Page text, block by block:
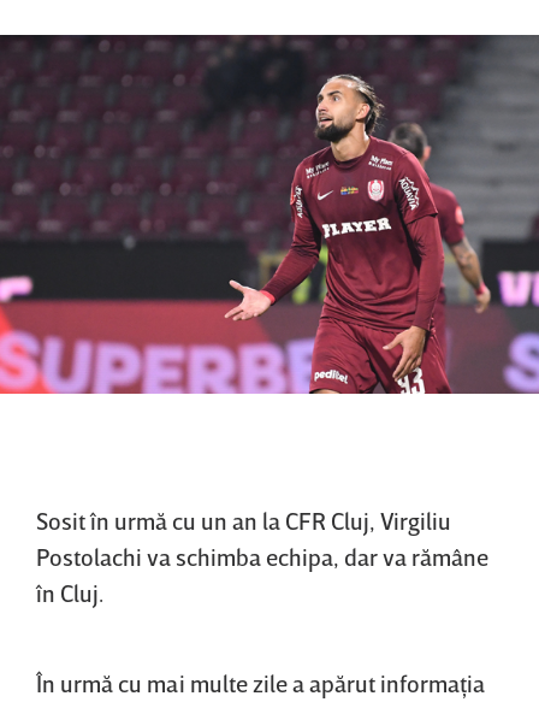
Sosit în urmă cu un an la CFR Cluj, Virgiliu
Postolachi va schimba echipa, dar va rămâne
în Cluj.
În urmă cu mai multe zile a apărut informaţia